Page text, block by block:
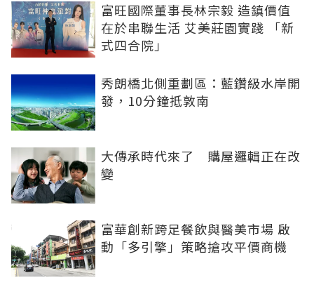
富旺國際董事長林宗毅 造鎮價值
在於串聯生活 艾美莊園實踐 「新
式四合院」
秀朗橋北側重劃區：藍鑽級水岸開
發，10分鐘抵敦南
大傳承時代來了 購屋邏輯正在改
變
富華創新跨足餐飲與醫美市場 啟
動「多引擎」策略搶攻平價商機